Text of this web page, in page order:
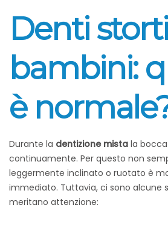
Denti
bambini:
è
Durante la dentizione mista la
continuamente. Per questo non
leggermente inclinato o ruotato è
immediato. Tuttavia, ci sono alcune
meritano attenzione: